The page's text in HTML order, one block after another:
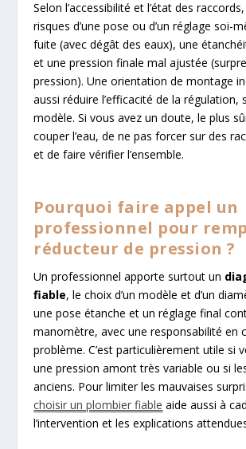
Selon l’accessibilité et l’état des
risques d’une pose ou d’un réglage soi-
fuite (avec dégât des eaux), une
et une pression finale mal ajustée
pression). Une orientation de montage
aussi réduire l’efficacité de la régulation,
modèle. Si vous avez un doute, le plus
couper l’eau, de ne pas forcer sur des
et de faire vérifier l’ensemble.
Pourquoi faire appel un
professionnel pour
réducteur de pression ?
Un professionnel apporte surtout un
fiable, le choix d’un modèle et d’un
une pose étanche et un réglage final
manomètre, avec une responsabilité en
problème. C’est particulièrement utile si
une pression amont très variable ou si
anciens. Pour limiter les mauvaises
choisir un plombier fiable aide aussi à
l’intervention et les explications